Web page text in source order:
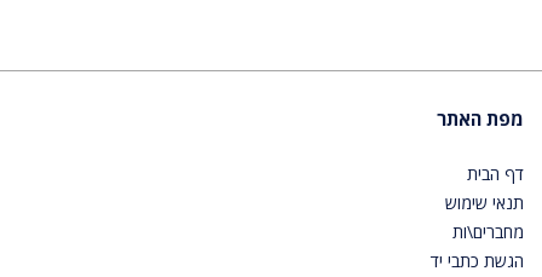
מפת האתר
דף הבית
תנאי שימוש
מחברים\ות
הגשת כתבי יד